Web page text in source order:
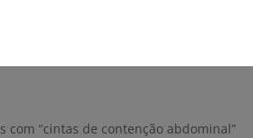
com “cintas de contenção abdominal”